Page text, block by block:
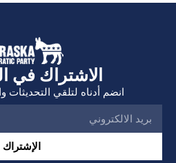
الاشتراك في
انضم أدناه لتلقي التحديثات
الإشتراك